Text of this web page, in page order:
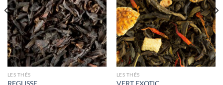
LES THÉS
REGLISSE
LES THÉS
VERT EXOTIC